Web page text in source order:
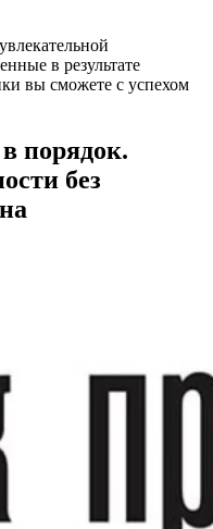
в результате
вы сможете с успехом
порядок.
без